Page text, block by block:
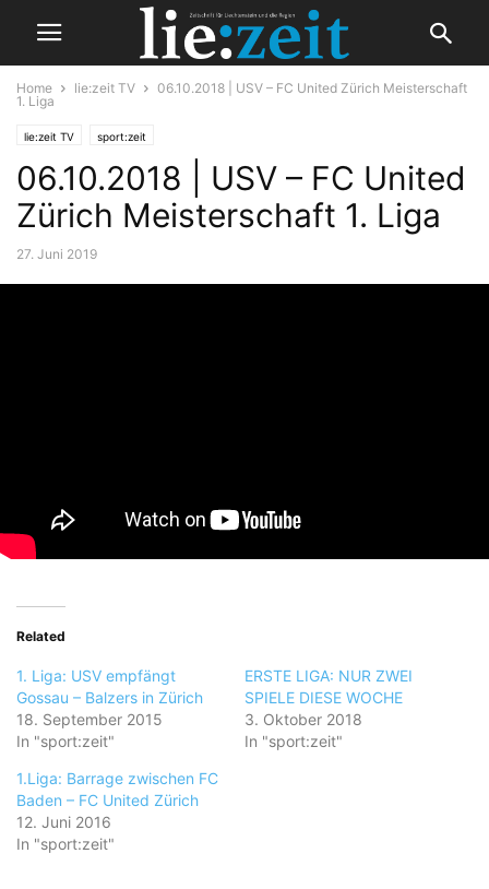
Home lie:zeit TV
06.10.2018 | USV – FC United Zürich Meisterschaft
1. Liga
lie:zeit TV sport:zeit
06.10.2018 | USV – FC United
Zürich Meisterschaft 1. Liga
27. Juni 2019
Related
1. Liga: USV empfängt
Gossau – Balzers in Zürich
18. September 2015
In "sport:zeit"
ERSTE LIGA: NUR ZWEI
SPIELE DIESE WOCHE
3. Oktober 2018
In "sport:zeit"
1.Liga: Barrage zwischen FC
Baden – FC United Zürich
12. Juni 2016
In "sport:zeit"